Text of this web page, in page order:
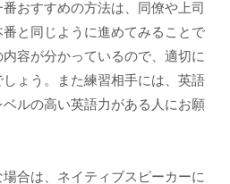
おすすめの方法は、同僚や上司
と同じように進めてみることで
容が分かっているので、適切に
ょう。また練習相手には、英語
ルの高い英語力がある人にお願
合は、ネイティブスピーカーに